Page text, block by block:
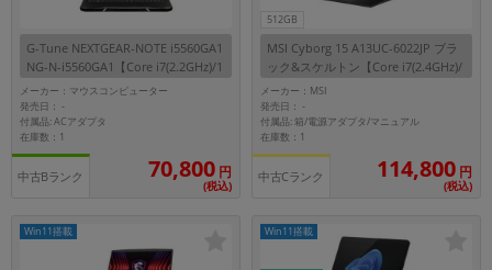
G-Tune NEXTGEAR-NOTE i5560GA1
NG-N-i5560GA1【Core i7(2.2GHz)/1
6GB/256GB SSD+1TB HDD/Win11H
ome】
メーカー：マウスコンピューター
発売日：-
付属品: ACアダプタ
在庫数：1
中古Bランク 70,800 円
(税込)
512GB
MSI Cyborg 15 A13UC-6022JP ブラ
ック&スケルトン【Core i7(2.4GHz)/
16GB/512GB SSD/Win11Home】
メーカー：MSI
発売日：-
付属品: 箱/電源アダプタ/マニュアル
在庫数：1
中古Cランク 114,800 円
(税込)
Win11搭載 Win11搭載